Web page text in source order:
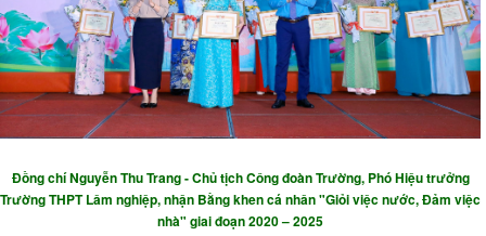
Đồng chíNguyễn Thu Trang -Chủ tịch Công đoàn Trường, Phó Hiệu trưởng
Trường THPT Lâm nghiệp, nhận Bằng khen cá nhân "Giỏi việc nước, Đảm việc
nhà" giai đoạn 2020 – 2025